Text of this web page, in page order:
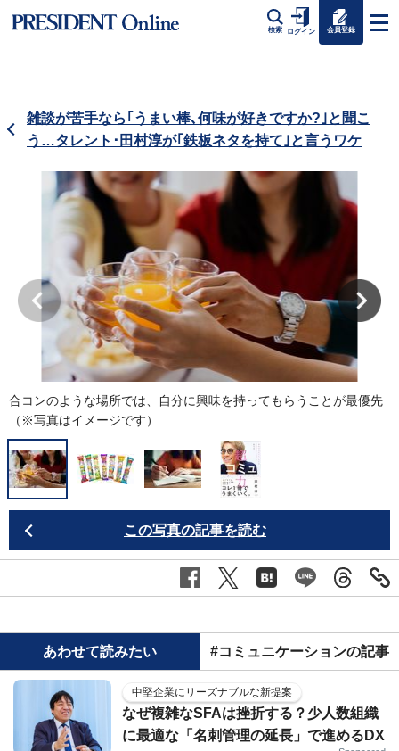
検索 ログイン 会員登録
雑談が苦手なら｢うまい棒､何味が好きですか?｣と聞こ
う…タレント･田村淳が｢鉄板ネタを持て｣と言うワケ
合コンのような場所では、自分に興味を持ってもらうことが最優先
（※写真はイメージです）
この写真の記事を読む
あわせて読みたい #コミュニケーションの記事
中堅企業にリーズナブルな新提案
なぜ複雑なSFAは挫折する？少人数組織
に最適な「名刺管理の延長」で進めるDX